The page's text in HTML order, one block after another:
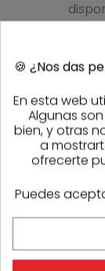
uso
Estas placas
combinan
resistencia,
versatilidad
las
opción
para
seguridad y
acabado
🍪 ¿Nos das
En esta web
Algunas
bien, y otras
a
ofrecerte
Puedes